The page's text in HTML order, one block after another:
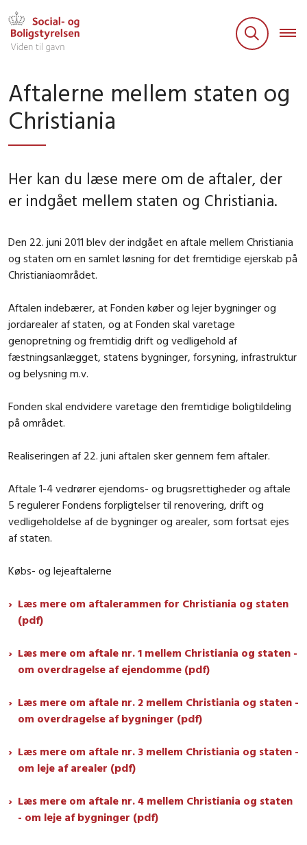
Aftalerne mellem staten og
Christiania
Her kan du læse mere om de aftaler, der
er indgået mellem staten og Christiania.
Den 22. juni 2011 blev der indgået en aftale mellem Christiania
og staten om en samlet løsning for det fremtidige ejerskab på
Christianiaområdet.
Aftalen indebærer, at Fonden køber og lejer bygninger og
jordarealer af staten, og at Fonden skal varetage
genopretning og fremtidig drift og vedligehold af
fæstningsanlægget, statens bygninger, forsyning, infrastruktur
og belysning m.v.
Fonden skal endvidere varetage den fremtidige boligtildeling
på området.
Realiseringen af 22. juni aftalen sker gennem fem aftaler.
Aftale 1-4 vedrører ejendoms- og brugsrettigheder og aftale
5 regulerer Fondens forpligtelser til renovering, drift og
vedligeholdelse af de bygninger og arealer, som fortsat ejes
af staten.
Købs- og lejeaftalerne
Læs mere om aftalerammen for Christiania og staten
(pdf)
Læs mere om aftale nr. 1 mellem Christiania og staten -
om overdragelse af ejendomme (pdf)
Læs mere om aftale nr. 2 mellem Christiania og staten -
om overdragelse af bygninger (pdf)
Læs mere om aftale nr. 3 mellem Christiania og staten -
om leje af arealer (pdf)
Læs mere om aftale nr. 4 mellem Christiania og staten
- om leje af bygninger (pdf)